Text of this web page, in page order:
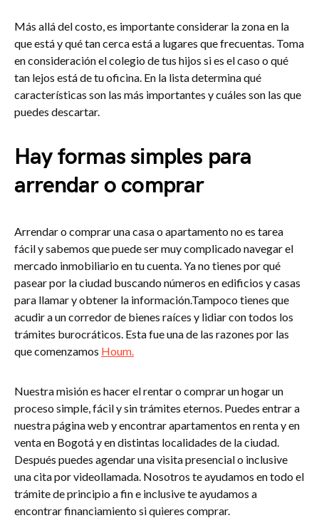
Más allá del costo, es importante considerar la zona en la
que está y qué tan cerca está a lugares que frecuentas. Toma
en consideración el colegio de tus hijos si es el caso o qué
tan lejos está de tu oficina. En la lista determina qué
características son las más importantes y cuáles son las que
puedes descartar.
Hay formas simples para
arrendar o comprar
Arrendar o comprar una casa o apartamento no es tarea
fácil y sabemos que puede ser muy complicado navegar el
mercado inmobiliario en tu cuenta. Ya no tienes por qué
pasear por la ciudad buscando números en edificios y casas
para llamar y obtener la información.Tampoco tienes que
acudir a un corredor de bienes raíces y lidiar con todos los
trámites burocráticos. Esta fue una de las razones por las
que comenzamos Houm.
Nuestra misión es hacer el rentar o comprar un hogar un
proceso simple, fácil y sin trámites eternos. Puedes entrar a
nuestra página web y encontrar apartamentos en renta y en
venta en Bogotá y en distintas localidades de la ciudad.
Después puedes agendar una visita presencial o inclusive
una cita por videollamada. Nosotros te ayudamos en todo el
trámite de principio a fin e inclusive te ayudamos a
encontrar financiamiento si quieres comprar.